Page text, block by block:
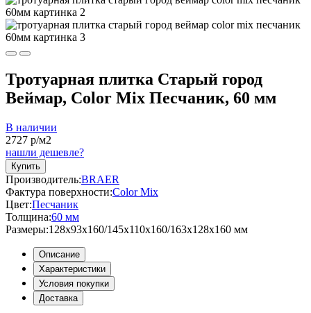
Тротуарная плитка Старый город
Веймар, Color Mix Песчаник, 60 мм
В наличии
2727 р/м2
нашли дешевле?
Купить
Производитель:BRAER
Фактура поверхности:Color Mix
Цвет:Песчаник
Толщина:60 мм
Размеры:128x93x160/145x110x160/163x128x160 мм
Описание
Характеристики
Условия покупки
Доставка